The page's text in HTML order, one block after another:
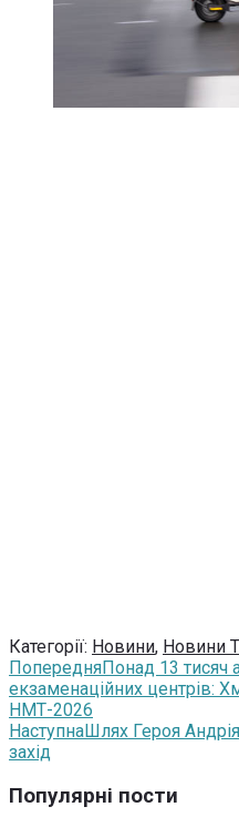
Категорії: Новини, Новини
ПопередняПонад 13 тисяч
екзаменаційних центрів:
НМТ-2026
НаступнаШлях Героя
захід
Популярні пости